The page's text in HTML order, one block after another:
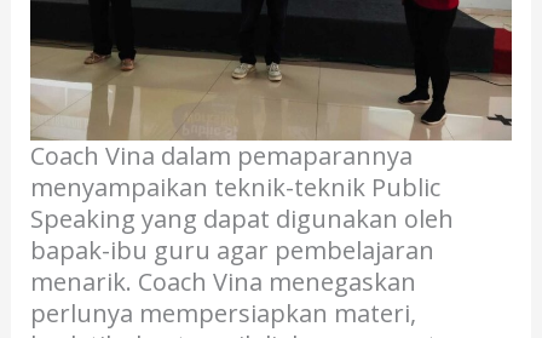
Coach Vina dalam pemaparannya
menyampaikan teknik-teknik Public
Speaking yang dapat digunakan oleh
bapak-ibu guru agar pembelajaran
menarik. Coach Vina menegaskan
perlunya mempersiapkan materi,